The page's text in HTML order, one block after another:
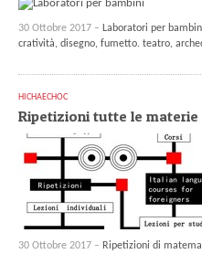
30 Ottobre 2017 – Laboratori per
cratività, disegno, fumetto. teatro,
HICHAECHOC
Ripetizioni tutte le
30 Ottobre 2017 – Ripetizioni di